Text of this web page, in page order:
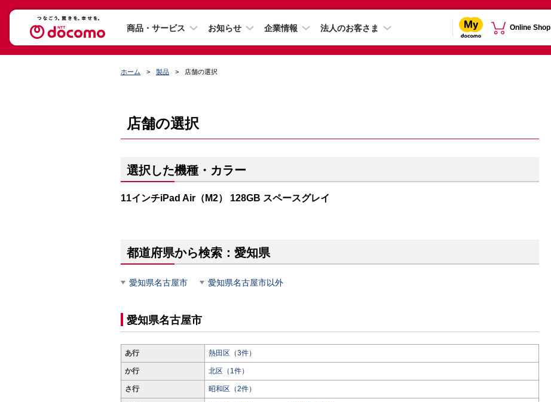
商品・サービス お知らせ 企業情報 法人のお客さま Online Shop
ホーム 製品 店舗の選択
店舗の選択
選択した機種・カラー
11インチiPad Air（M2） 128GB スペースグレイ
都道府県から検索：愛知県
愛知県名古屋市 愛知県名古屋市以外
愛知県名古屋市
あ行 熱田区（3件）
か行 北区（1件）
さ行 昭和区（2件）